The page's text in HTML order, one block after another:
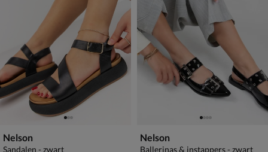
Nelson
Sandalen - zwart
Nelson
Ballerinas & instappers - zwart